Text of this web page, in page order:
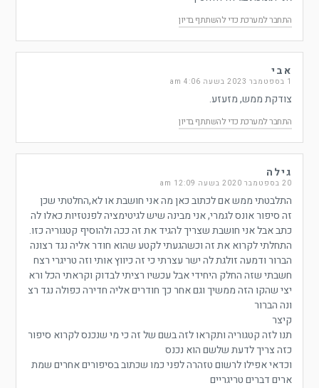
התחבר למערכת כדי להשתתף בדיון
אבי
1 בספטמבר 2023 בשעה 4:06 am
צודקת ממש, מזעזע.
התחבר למערכת כדי להשתתף בדיון
גילה
20 בספטמבר 2020 בשעה 12:09 am
התלבטתי ממש אם לכתוב כאן מה אני חושבת או לא,החלטתי שכן
זה סיפור אונס לגמרי, אני מבינה שיש לגיטימציה לפנטזיות כאלו לה
כתב אבל אני חושבת שצריך להגיד את זה ככה ולהוסיף קטגוריה כזו.
התחלתי לקרוא את זה וכשהגעתי לקטע שהוא חודר אליה נגד רצונה
הברור ודמעה זולגת לה ישר עצרתי כי זה כיווץ אותי וזה טריגרי רצח
חשבתי שזה החלק היחידי אבל עכשיו רציתי לבדוק וקראתי הכל ורא
יצי שהקו הזה ממשיך וגם אחר כך חודרים אליה חדירה כפולה נגד רצ
ונה הברור
קיצר
תנו לזה קטגוריה ותקראו לזה בשם של זה כי מי שנכנס לקרוא סיפור
כזה צריך לדעת שלשם הוא נכנס
וכדאי אפילו לרשום טזהרה לפני כמו שכתוב בסיפורים אחרים שמת
ארים דברים טריגריים